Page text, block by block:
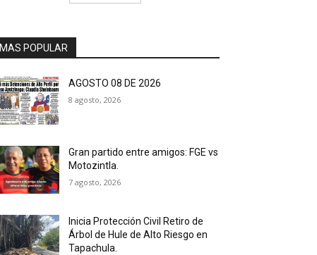
MAS POPULAR
AGOSTO 08 DE 2026
8 agosto, 2026
Gran partido entre amigos: FGE vs
Motozintla.
7 agosto, 2026
Inicia Protección Civil Retiro de
Árbol de Hule de Alto Riesgo en
Tapachula.